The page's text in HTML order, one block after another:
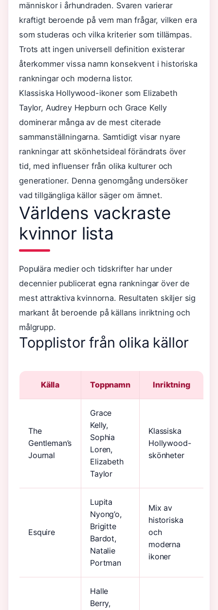
människor i århundraden. Svaren varierar
kraftigt beroende på vem man frågar, vilken era
som studeras och vilka kriterier som tillämpas.
Trots att ingen universell definition existerar
återkommer vissa namn konsekvent i historiska
rankningar och moderna listor.
Klassiska Hollywood-ikoner som Elizabeth
Taylor, Audrey Hepburn och Grace Kelly
dominerar många av de mest citerade
sammanställningarna. Samtidigt visar nyare
rankningar att skönhetsideal förändrats över
tid, med influenser från olika kulturer och
generationer. Denna genomgång undersöker
vad tillgängliga källor säger om ämnet.
Världens vackraste
kvinnor lista
Populära medier och tidskrifter har under
decennier publicerat egna rankningar över de
mest attraktiva kvinnorna. Resultaten skiljer sig
markant åt beroende på källans inriktning och
målgrupp.
Topplistor från olika källor
Källa Toppnamn Inriktning
The
Gentleman’s
Journal
Grace
Kelly,
Sophia
Loren,
Elizabeth
Taylor
Klassiska
Hollywood-
skönheter
Esquire
Lupita
Nyong’o,
Brigitte
Bardot,
Natalie
Portman
Mix av
historiska
och
moderna
ikoner
Halle
Berry,